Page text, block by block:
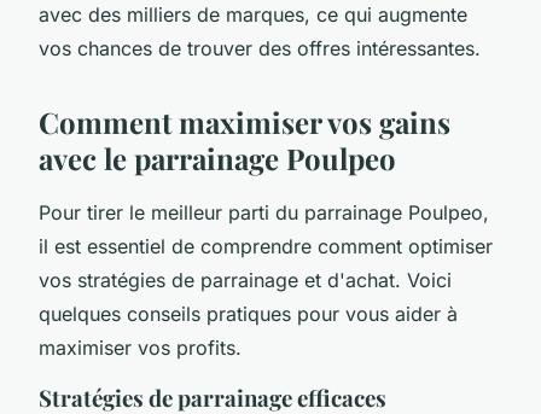
avec des milliers de marques, ce qui augmente
vos chances de trouver des offres intéressantes.
Comment maximiser vos gains
avec le parrainage Poulpeo
Pour tirer le meilleur parti du parrainage Poulpeo,
il est essentiel de comprendre comment optimiser
vos stratégies de parrainage et d'achat. Voici
quelques conseils pratiques pour vous aider à
maximiser vos profits.
Stratégies de parrainage efficaces